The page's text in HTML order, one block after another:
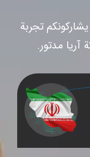
تجربة
آريا مدتور.